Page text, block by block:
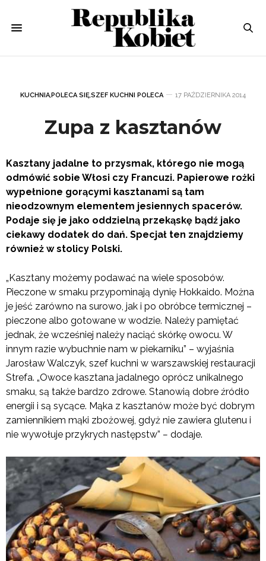
KUCHNIA,POLECA SIĘ,SZEF KUCHNI POLECA 17 PAŹDZIERNIKA 2014
Zupa z kasztanów
Kasztany jadalne to przysmak, którego nie mogą
odmówić sobie Włosi czy Francuzi. Papierowe rożki
wypełnione gorącymi kasztanami są tam
nieodzownym elementem jesiennych spacerów.
Podaje się je jako oddzielną przekąskę bądź jako
ciekawy dodatek do dań. Specjał ten znajdziemy
również w stolicy Polski.
„Kasztany możemy podawać na wiele sposobów.
Pieczone w smaku przypominają dynię Hokkaido. Można
je jeść zarówno na surowo, jak i po obróbce termicznej –
pieczone albo gotowane w wodzie. Należy pamiętać
jednak, że wcześniej należy naciąć skórkę owocu. W
innym razie wybuchnie nam w piekarniku” – wyjaśnia
Jarosław Walczyk, szef kuchni w warszawskiej restauracji
Strefa. „Owoce kasztana jadalnego oprócz unikalnego
smaku, są także bardzo zdrowe. Stanowią dobre źródło
energii i są sycące. Mąka z kasztanów może być dobrym
zamiennikiem mąki zbożowej, gdyż nie zawiera glutenu i
nie wywołuje przykrych następstw” – dodaje.